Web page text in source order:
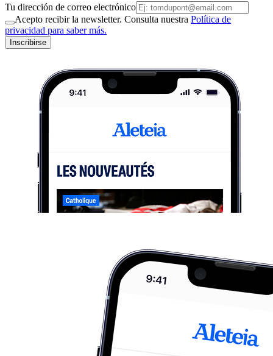
Tu dirección de correo electrónico
Acepto recibir la newsletter. Consulta nuestra Política de
privacidad para saber más.
Inscribirse